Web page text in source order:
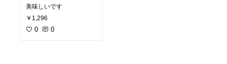
美味しいです
￥1,296
0 0